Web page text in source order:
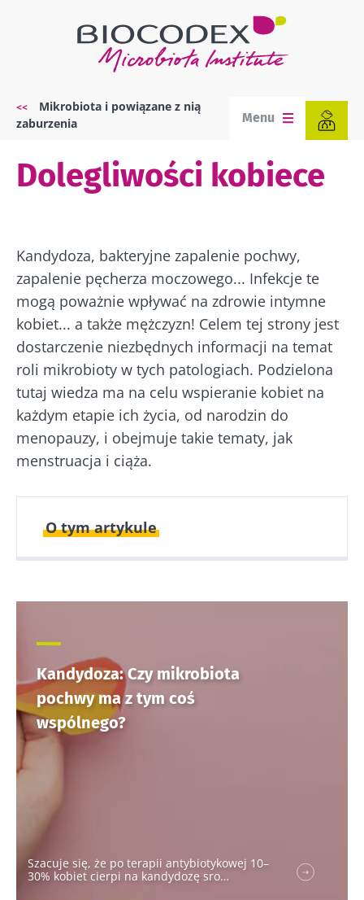
Ścieżka
nawigacyjna
Mikrobiota i powiązane z nią
zaburzenia
Menu
Dolegliwości kobiece
Kandydoza, bakteryjne zapalenie pochwy,
zapalenie pęcherza moczowego... Infekcje te
mogą poważnie wpływać na zdrowie intymne
kobiet... a także mężczyzn! Celem tej strony jest
dostarczenie niezbędnych informacji na temat
roli mikrobioty w tych patologiach. Podzielona
tutaj wiedza ma na celu wspieranie kobiet na
każdym etapie ich życia, od narodzin do
menopauzy, i obejmuje takie tematy, jak
menstruacja i ciąża.
O tym artykule
22 Wrzesień 2021
29 Lipiec 2025
Kandydoza: Czy mikrobiota
pochwy ma z tym coś
wspólnego?
Szacuje się, że po terapii antybiotykowej 10–
30% kobiet cierpi na kandydozę sro…